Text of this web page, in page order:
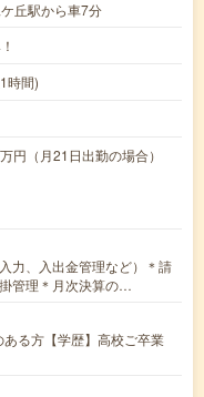
丘駅から車7分
時間)
（月21日出勤の場合）
力、入出金管理など）＊請
管理＊月次決算の…
る方【学歴】高校ご卒業